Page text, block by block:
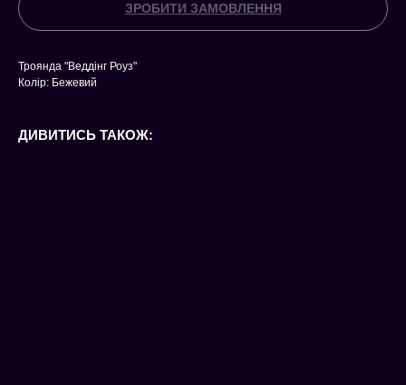
ЗРОБИТИ ЗАМОВЛЕННЯ
Троянда "Веддінг Роуз"
Колір: Бежевий
ДИВИТИСЬ ТАКОЖ: